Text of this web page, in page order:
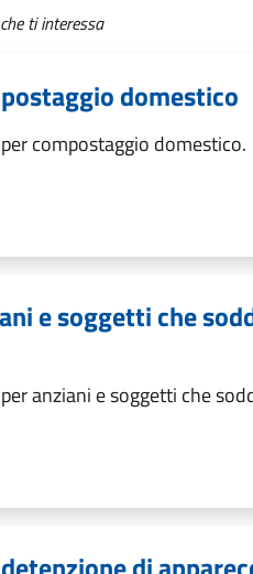
ti interessa
domestico
compostaggio domestico.
e soggetti che
anziani e soggetti che